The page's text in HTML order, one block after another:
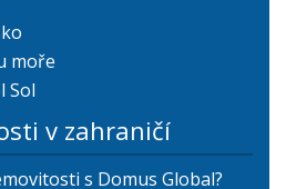
moře
Sol
v zahraničí
s Domus Global?